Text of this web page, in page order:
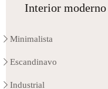
Interior moderno
Minimalista
Escandinavo
Industrial